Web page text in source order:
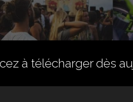
à télécharger dès